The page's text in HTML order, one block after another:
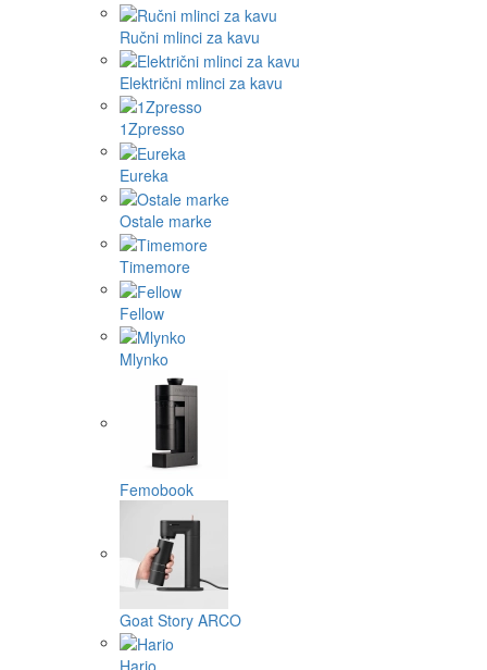
Ručni mlinci za kavu
Električni mlinci za kavu
1Zpresso
Eureka
Ostale marke
Timemore
Fellow
Mlynko
Femobook
Goat Story ARCO